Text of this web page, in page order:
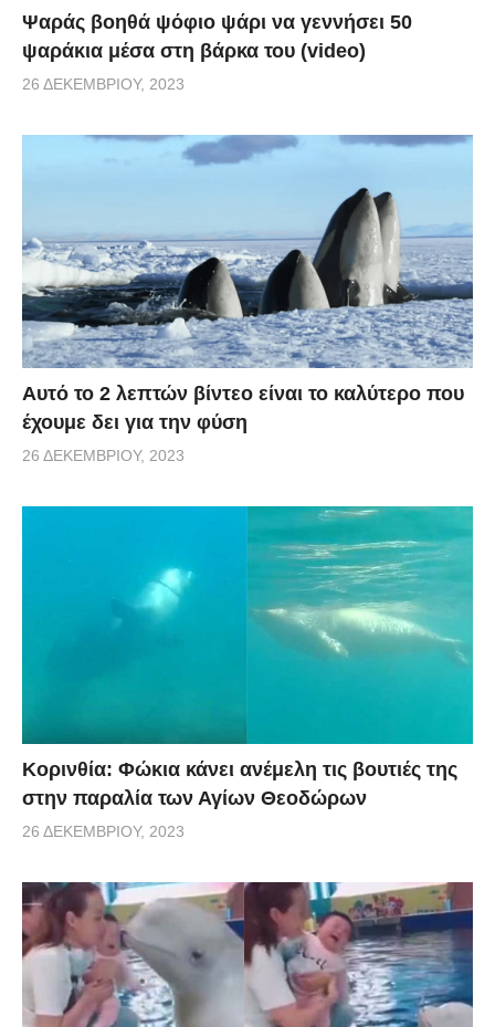
Ψαράς βοηθά ψόφιο ψάρι να γεννήσει 50
ψαράκια μέσα στη βάρκα του (video)
26 ΔΕΚΕΜΒΡΊΟΥ, 2023
Αυτό το 2 λεπτών βίντεο είναι το καλύτερο που
έχουμε δει για την φύση
26 ΔΕΚΕΜΒΡΊΟΥ, 2023
Κορινθία: Φώκια κάνει ανέμελη τις βουτιές της
στην παραλία των Αγίων Θεοδώρων
26 ΔΕΚΕΜΒΡΊΟΥ, 2023